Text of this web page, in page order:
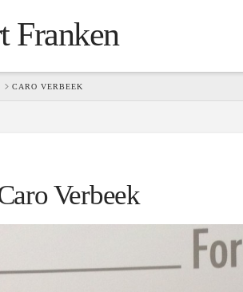
Franken
CARO VERBEEK
Verbeek